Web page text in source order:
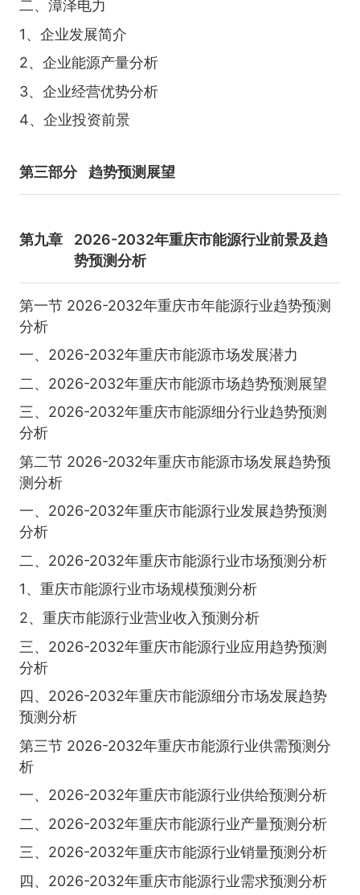
二、漳泽电力
1、企业发展简介
2、企业能源产量分析
3、企业经营优势分析
4、企业投资前景
第三部分 趋势预测展望
第九章
2026-2032年重庆市能源行业前景及趋
势预测分析
第一节 2026-2032年重庆市年能源行业趋势预测
分析
一、2026-2032年重庆市能源市场发展潜力
二、2026-2032年重庆市能源市场趋势预测展望
三、2026-2032年重庆市能源细分行业趋势预测
分析
第二节 2026-2032年重庆市能源市场发展趋势预
测分析
一、2026-2032年重庆市能源行业发展趋势预测
分析
二、2026-2032年重庆市能源行业市场预测分析
1、重庆市能源行业市场规模预测分析
2、重庆市能源行业营业收入预测分析
三、2026-2032年重庆市能源行业应用趋势预测
分析
四、2026-2032年重庆市能源细分市场发展趋势
预测分析
第三节 2026-2032年重庆市能源行业供需预测分
析
一、2026-2032年重庆市能源行业供给预测分析
二、2026-2032年重庆市能源行业产量预测分析
三、2026-2032年重庆市能源行业销量预测分析
四、2026-2032年重庆市能源行业需求预测分析